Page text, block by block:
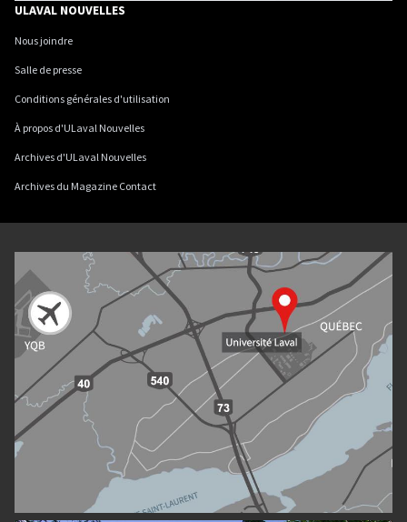
ULAVAL NOUVELLES
Nous joindre
Salle de presse
Conditions générales d'utilisation
À propos d'ULaval Nouvelles
Archives d'ULaval Nouvelles
Archives du Magazine Contact